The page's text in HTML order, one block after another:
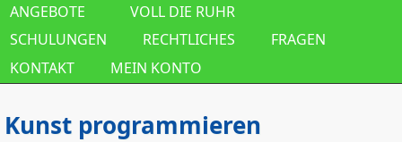
ANGEBOTE
VOLL DIE RUHR
SCHULUNGEN
RECHTLICHES
FRAGEN
KONTAKT
MEIN KONTO
Kunst programmieren